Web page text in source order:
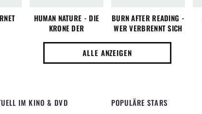
HUMAN NATURE - DIE
KRONE DER
BURN AFTER READING -
WER VERBRENNT SICH
ALLE ANZEIGEN
IM KINO & DVD POPULÄRE STARS